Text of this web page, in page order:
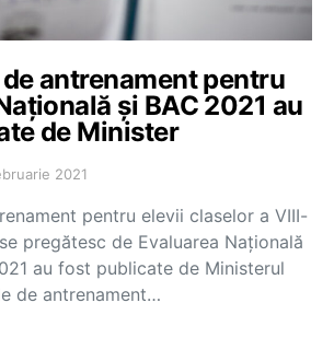
antrenament pentru
și BAC 2021 au
de Minister
2021
pentru elevii claselor a VIII-
pregătesc de Evaluarea Națională
au fost publicate de Ministerul
de antrenament…